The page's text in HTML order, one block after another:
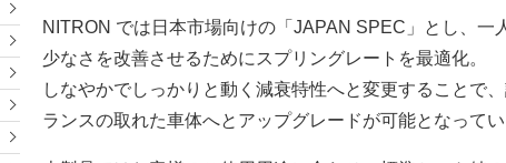
NITRON では日本市場向けの「JAPAN SPEC」とし、一
少なさを改善させるためにスプリングレートを最適化。
しなやかでしっかりと動く減衰特性へと変更することで
ランスの取れた車体へとアップグレードが可能となってい